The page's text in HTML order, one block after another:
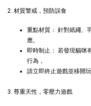
NT$ 289 TWD
NT$ 300 TWD
2. 材質警戒，預防誤食
重點材質： 針對紙繩、
應。
即時制止： 若發現貓咪
行為，
請立即終止遊戲並移開
3. 尊重天性，零壓力遊戲